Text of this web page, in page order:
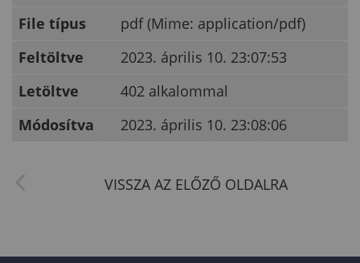
File típus
pdf (Mime: application/pdf)
Feltöltve
2023. április 10. 23:07:53
Letöltve
402 alkalommal
Módosítva
2023. április 10. 23:08:06